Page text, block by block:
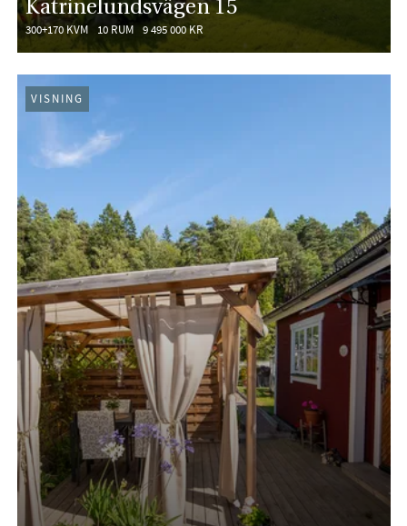
Katrinelundsvägen 15
300+170 KVM 10 RUM 9 495 000 KR
VISNING